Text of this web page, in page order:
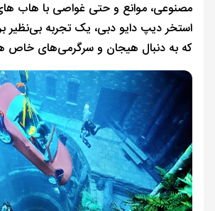
مصنوعی، موانع و حتی غواصی با هاب
استخر دیپ دایو دبی، یک تجربه بی‌نظیر
که به دنبال هیجان و سرگرمی‌های خاص